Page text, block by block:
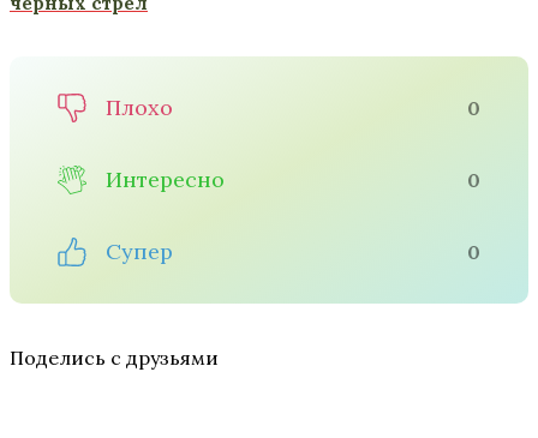
Плохо 0
Интересно 0
Супер 0
Поделись с друзьями